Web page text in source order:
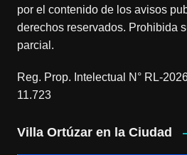
por el contenido de los avisos
derechos reservados. Prohibida
parcial.
Reg. Prop. Intelectual N° RL-
11.723
Villa Ortúzar en la Ciudad